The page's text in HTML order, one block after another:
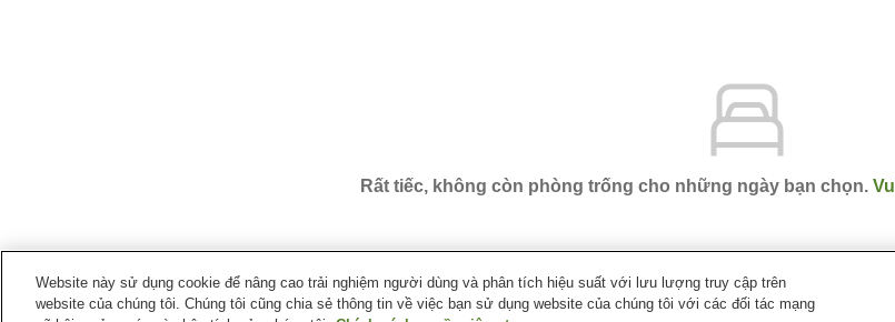
Rất tiếc, không còn phòng trống cho những ngày bạn chọn.
Trang chủ Nhật Bản Tỉnh Shizuoka Thành phố Izu Toi Onsen Bokusuiso Toikan
Website này sử dụng cookie để nâng cao trải nghiệm người dùng và phân tích hiệu suất với lưu lượng truy cập trên
website của chúng tôi. Chúng tôi cũng chia sẻ thông tin về việc bạn sử dụng website của chúng tôi với các đối tác mạng